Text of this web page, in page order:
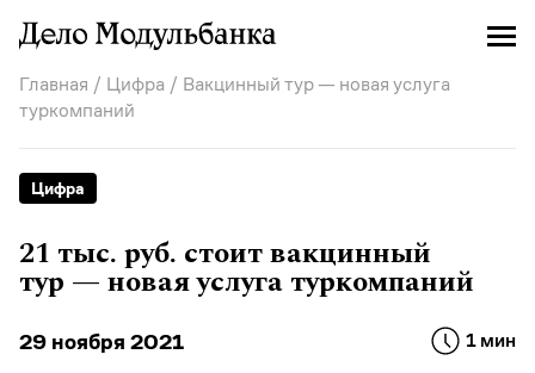
Главная / Цифра / Вакцинный тур — новая услуга
туркомпаний
Цифра
21 тыс. руб. стоит вакцинный
тур — новая услуга туркомпаний
29 ноября 2021 1 мин